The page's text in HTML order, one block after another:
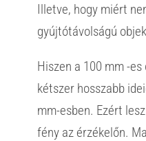
Illetve, hogy miért
gyújtótávolságú
Hiszen a 100 mm -
kétszer hosszabb
mm-esben. Ezért
fény az érzékelőn.